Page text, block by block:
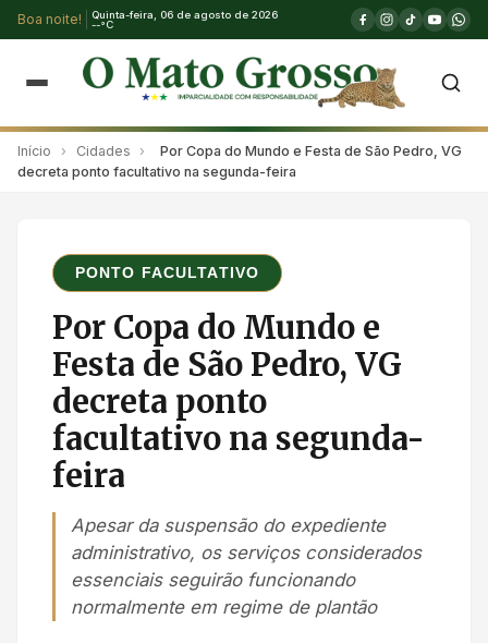
Boa noite!
Quinta-feira, 06 de agosto de 2026
--°C
Início › Cidades ›
Por Copa do Mundo e Festa de São Pedro, VG
decreta ponto facultativo na segunda-feira
PONTO FACULTATIVO
Por Copa do Mundo e
Festa de São Pedro, VG
decreta ponto
facultativo na segunda-
feira
Apesar da suspensão do expediente
administrativo, os serviços considerados
essenciais seguirão funcionando
normalmente em regime de plantão